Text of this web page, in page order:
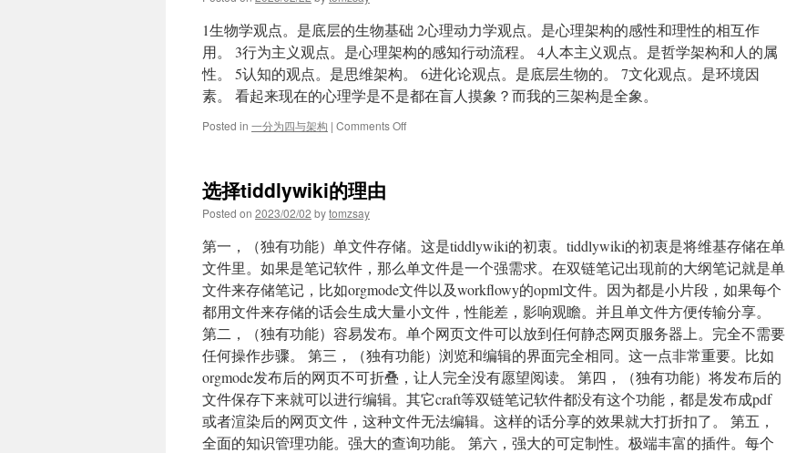
1生物学观点。是底层的生物基础 2心理动力学观点。是心理架构的感性和理性的相互作
用。 3行为主义观点。是心理架构的感知行动流程。 4人本主义观点。是哲学架构和人的属
性。 5认知的观点。是思维架构。 6进化论观点。是底层生物的。 7文化观点。是环境因
素。 看起来现在的心理学是不是都在盲人摸象？而我的三架构是全象。
Posted in 一分为四与架构 | Comments Offon
心
理
学
的
七
大
门
派
选择tiddlywiki的理由
Posted on 2023/02/02 bytomzsay
第一，（独有功能）单文件存储。这是tiddlywiki的初衷。tiddlywiki的初衷是将维基存储在单
文件里。如果是笔记软件，那么单文件是一个强需求。在双链笔记出现前的大纲笔记就是单
文件来存储笔记，比如orgmode文件以及workflowy的opml文件。因为都是小片段，如果每个
都用文件来存储的话会生成大量小文件，性能差，影响观瞻。并且单文件方便传输分享。
第二，（独有功能）容易发布。单个网页文件可以放到任何静态网页服务器上。完全不需要
任何操作步骤。 第三，（独有功能）浏览和编辑的界面完全相同。这一点非常重要。比如
orgmode发布后的网页不可折叠，让人完全没有愿望阅读。 第四，（独有功能）将发布后的
文件保存下来就可以进行编辑。其它craft等双链笔记软件都没有这个功能，都是发布成pdf
或者渲染后的网页文件，这种文件无法编辑。这样的话分享的效果就大打折扣了。 第五，
全面的知识管理功能。强大的查询功能。 第六，强大的可定制性。极端丰富的插件。每个